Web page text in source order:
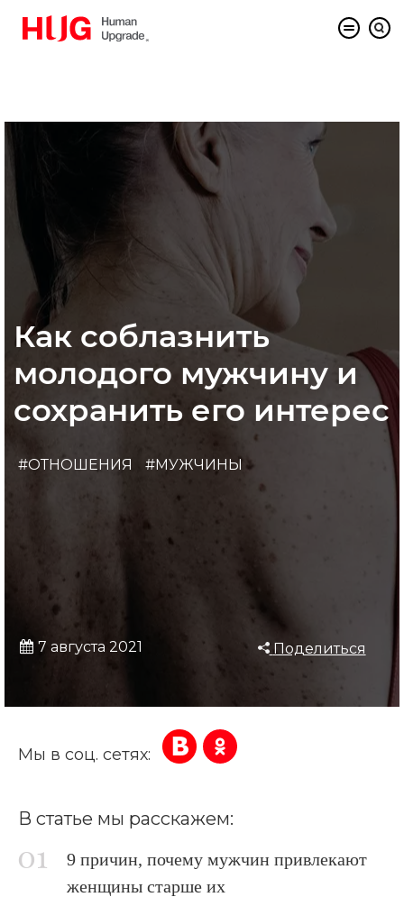
Как соблазнить
молодого мужчину и
сохранить его интерес
#ОТНОШЕНИЯ #МУЖЧИНЫ
7 августа 2021 Поделиться
Мы в соц. сетях:
В статье мы расскажем:
9 причин, почему мужчин привлекают
женщины старше их